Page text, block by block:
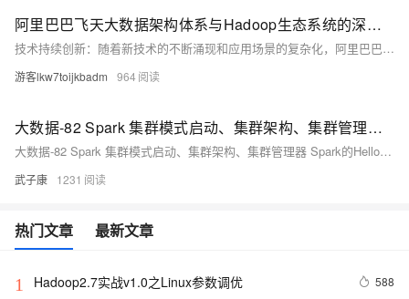
阿里巴巴飞天大数据架构体系与Hadoop生态系统的深度融合：构建高效、可扩展的数据处理平台
技术持续创新：随着新技术的不断涌现和应用场景的复杂化，阿里巴巴将继续投入研发力量推动技术创新和升级换代。 生态系统更加完善：Hadoop生态系统将继续扩展和完善，为用户提供更多元化、更灵活的数据处理工具和服务。
游客lkw7toijkbadm 964
大数据-82 Spark 集群模式启动、集群架构、集群管理器 Spark的HelloWorld + Hadoop + HDFS
大数据-82 Spark 集群模式启动、集群架构、集群管理器 Spark的HelloWorld + Hadoop + HDFS
武子康 1231
热门文章 最新文章
1 Hadoop2.7实战v1.0之Linux参数调优 588